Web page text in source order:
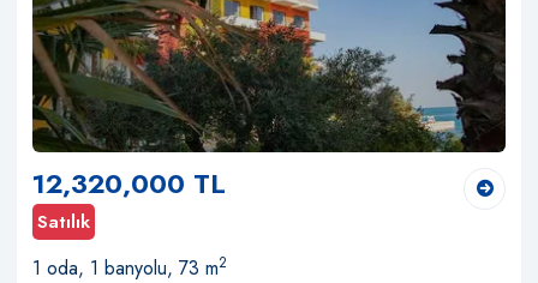
12,320,000 TL
Satılık
1 oda, 1 banyolu, 73 m2